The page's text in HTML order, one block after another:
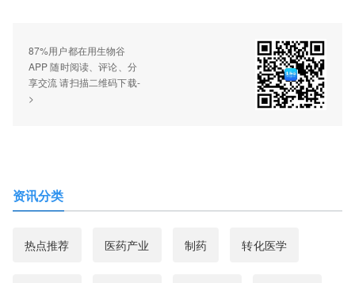
87%用户都在用生物谷
APP 随时阅读、评论、分
享交流 请扫描二维码下载-
>
资讯分类
热点推荐 医药产业 制药 转化医学